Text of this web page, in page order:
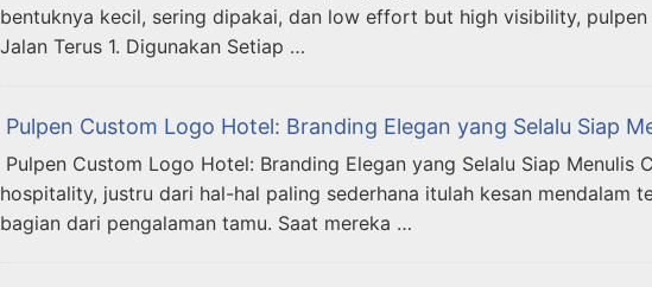
bentuknya kecil, sering dipakai, dan low effort but high visibility,
Jalan Terus 1. Digunakan Setiap …
Pulpen Custom Logo Hotel: Branding Elegan yang Selalu Siap
Pulpen Custom Logo Hotel: Branding Elegan yang Selalu Siap
hospitality, justru dari hal-hal paling sederhana itulah kesan mendalam
bagian dari pengalaman tamu. Saat mereka …